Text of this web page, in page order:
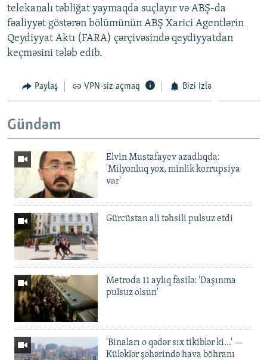
telekanalı təbliğat yaymaqda suçlayır və ABŞ-da
fəaliyyət göstərən bölümünün ABŞ Xarici Agentlərin
Qeydiyyat Aktı (FARA) çərçivəsində qeydiyyatdan
keçməsini tələb edib.
Paylaş VPN-siz açmaq Bizi izlə
Gündəm
Elvin Mustafayev azadlıqda:
'Milyonluq yox, minlik korrupsiya
var'
Gürcüstan ali təhsili pulsuz etdi
Metroda 11 aylıq fasilə: 'Daşınma
pulsuz olsun'
'Binaları o qədər sıx tikiblər ki...' —
Küləklər şəhərində hava böhranı